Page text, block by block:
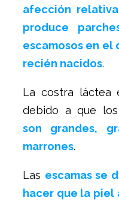
afección
produce
escamosos en
recién nacidos.
La costra láctea
debido a que los
son grandes,
marrones.
Las escamas se
hacer que la piel